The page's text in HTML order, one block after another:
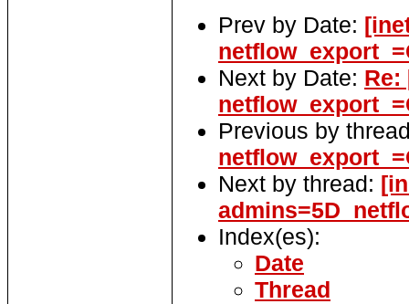
Prev by Date:
Next by Date: Re:
Previous by
Next by thread:
Index(es):
Date
Thread